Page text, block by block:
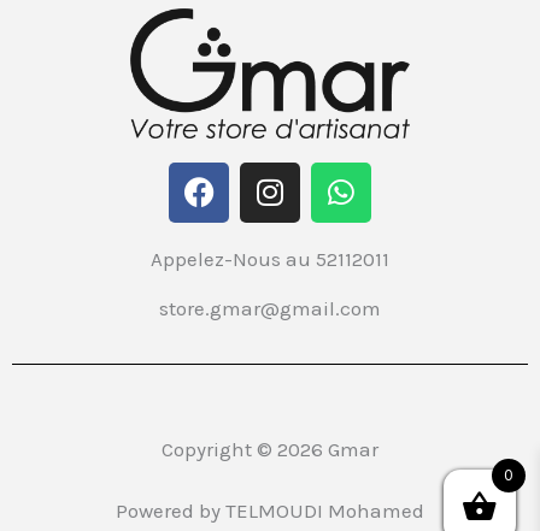
F
a
e
o
o
I
n
t
a
g
r
W
h
t
a
p
Appelez-Nous au 52112011
store.gmar@gmail.com
Copyright © 2026 Gmar
Powered by TELMOUDI Mohamed
0